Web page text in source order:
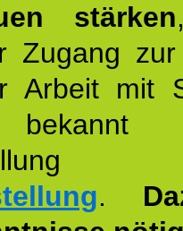
stärken
Zugang
Arbeit mit
.